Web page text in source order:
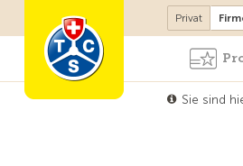
Mitglied werden
Privat
Sie sind